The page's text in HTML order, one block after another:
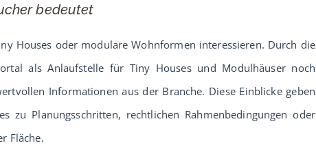
bedeutet
Houses oder modulare Wohnformen interessieren. Durch die
als Anlaufstelle für Tiny Houses und Modulhäuser noch
Informationen aus der Branche. Diese Einblicke geben
Planungsschritten, rechtlichen Rahmenbedingungen oder
Fläche.